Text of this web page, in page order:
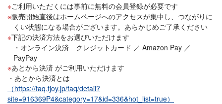
ご利用いただくには事前に無料の会員登録が必要です
販売開始直後はホームページへのアクセスが集中し、つながりに
くい状態になる場合がございます。あらかじめご了承ください
下記の決済方法をお選びいただけます
・オンライン決済 クレジットカード ／ Amazon Pay ／
PayPay
あとから決済 がご利用いただけます
あとから決済とは
（https://faq.tjoy.jp/faq/detail?
site=916369P4&category=17&id=336&hot_list=true）